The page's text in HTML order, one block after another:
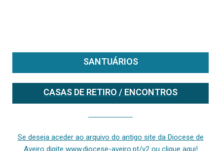
SANTUÁRIOS
CASAS DE RETIRO / ENCONTROS
Se deseja aceder ao arquivo do antigo site da Diocese de
Aveiro digite www.diocese-aveiro.pt/v2 ou clique aqui!